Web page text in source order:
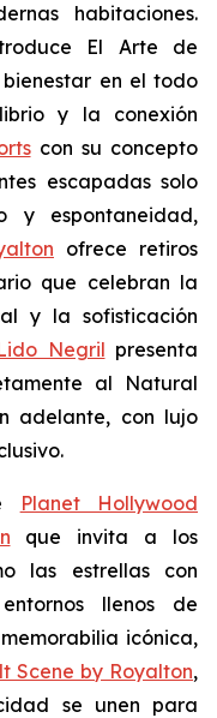
habitaciones.
El Arte de
en el todo
y la conexión
con su concepto
escapadas solo
y espontaneidad,
ofrece retiros
que celebran la
y la sofisticación
Negril presenta
al Natural
adelante, con lujo
Planet Hollywood
que invita a los
las estrellas con
llenos de
icónica,
Scene by Royalton,
se unen para